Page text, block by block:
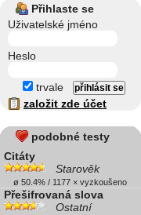
Přihlaste se
Uživatelské jméno
Heslo
trvale
založit zde účet
podobné testy
Citáty
Starověk
ø 50.4% / 1177 × vyzkoušeno
Přešifrovaná slova
Ostatní